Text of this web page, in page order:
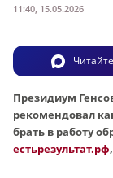
11:40, 15.05.2026
Президиум
рекомендовал
брать в работу
естьрезультат.рф